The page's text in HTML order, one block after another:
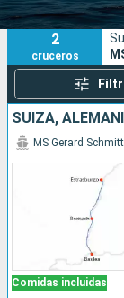
Puertos
2
cruceros
SUIZA,
Comidas incluidas
MS Gerard